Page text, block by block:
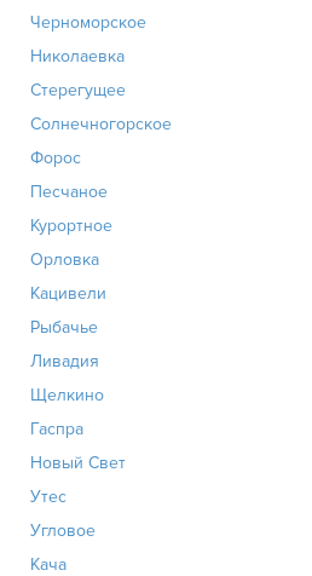
Черноморское
Николаевка
Стерегущее
Солнечногорское
Форос
Песчаное
Курортное
Орловка
Кацивели
Рыбачье
Ливадия
Щелкино
Гаспра
Новый Свет
Утес
Угловое
Кача